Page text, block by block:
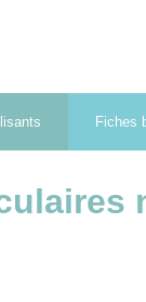
Fiches